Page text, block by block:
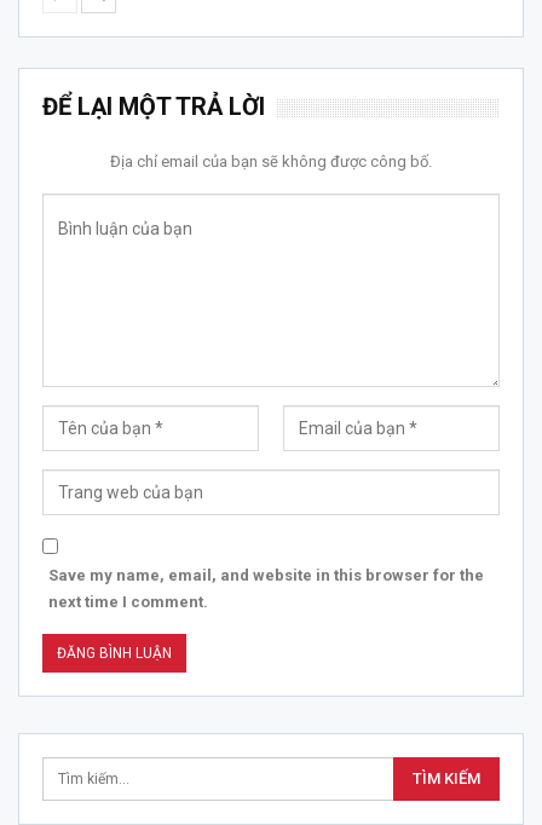
ĐỂ LẠI MỘT TRẢ LỜI
Địa chỉ email của bạn sẽ không được công bố.
Save my name, email, and website in this browser for the
next time I comment.